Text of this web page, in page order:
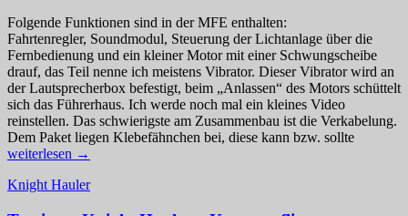
Folgende Funktionen sind in der MFE enthalten:
Fahrtenregler, Soundmodul, Steuerung der Lichtanlage über die
Fernbedienung und ein kleiner Motor mit einer Schwungscheibe
drauf, das Teil nenne ich meistens Vibrator. Dieser Vibrator wird an
der Lautsprecherbox befestigt, beim „Anlassen“ des Motors schüttelt
sich das Führerhaus. Ich werde noch mal ein kleines Video
reinstellen. Das schwierigste am Zusammenbau ist die Verkabelung.
Dem Paket liegen Klebefähnchen bei, diese kann bzw. sollteTamiya
weiterlesen →
Knight Hauler